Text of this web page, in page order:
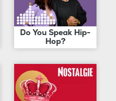
Do You Speak Hip-
Hop?